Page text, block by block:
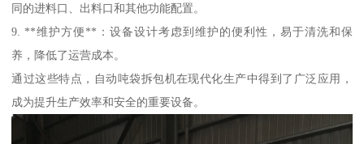
同的进料口、出料口和其他功能配置。
9. **维护方便**：设备设计考虑到维护的便利性，易于清洗和保
养，降低了运营成本。
通过这些特点，自动吨袋拆包机在现代化生产中得到了广泛应用，
成为提升生产效率和安全的重要设备。